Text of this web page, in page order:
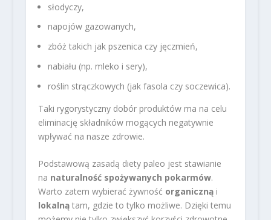
słodyczy,
napojów gazowanych,
zbóż takich jak pszenica czy jęczmień,
nabiału (np. mleko i sery),
roślin strączkowych (jak fasola czy soczewica).
Taki rygorystyczny dobór produktów ma na celu
eliminację składników mogących negatywnie
wpływać na nasze zdrowie.
Podstawową zasadą diety paleo jest stawianie
na naturalność spożywanych pokarmów.
Warto zatem wybierać żywność organicznąi
lokalnątam, gdzie to tylko możliwe. Dzięki temu